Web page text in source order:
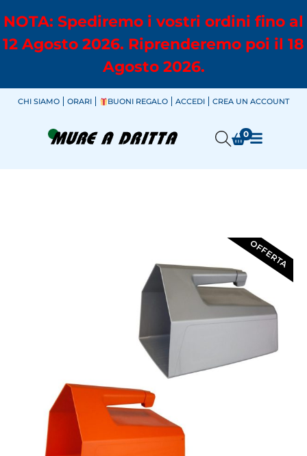
NOTA: Spediremo i vostri ordini fino al
12 Agosto 2026. Riprenderemo poi il 18
Agosto 2026.
CHI SIAMO ORARI BUONI REGALO ACCEDI CREA UN ACCOUNT
0
OFFERTA